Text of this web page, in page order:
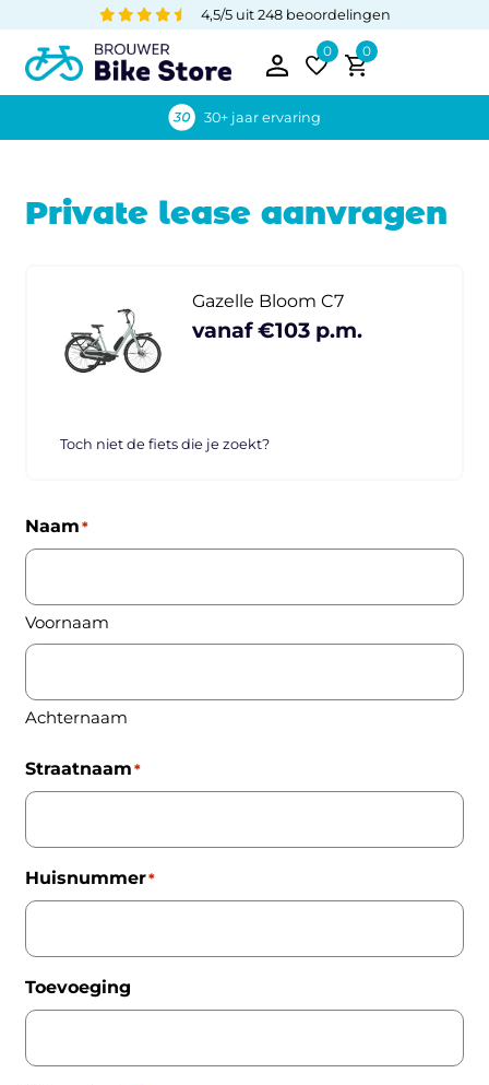
4,5/5 uit 248 beoordelingen
0 0
30+ jaar ervaring
Private lease aanvragen
Gazelle Bloom C7
vanaf €103 p.m.
Toch niet de fiets die je zoekt?
Naam*
Voornaam
Achternaam
Straatnaam*
Huisnummer*
Toevoeging